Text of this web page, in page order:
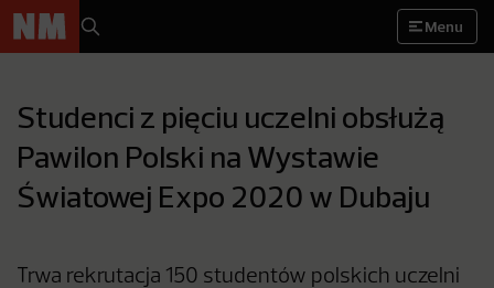
Menu
Studenci z pięciu uczelni obsłużą
Pawilon Polski na Wystawie
Światowej Expo 2020 w Dubaju
Trwa rekrutacja 150 studentów polskich uczelni